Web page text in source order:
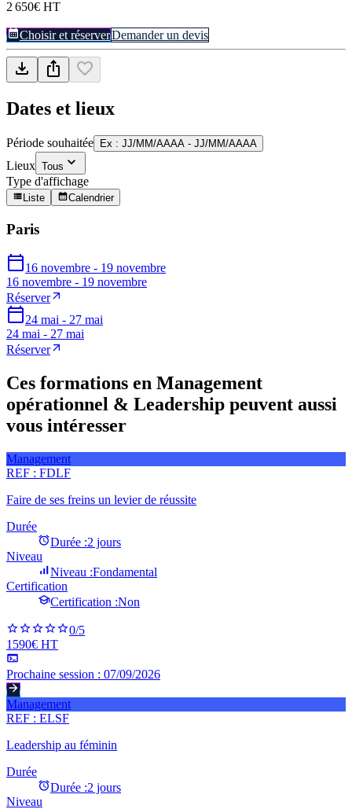
2 650€ HT
Choisir et réserverDemander un devis
Dates et lieux
Période souhaitée Ex : JJ/MM/AAAA - JJ/MM/AAAA
Lieux Tous
Type d'affichage
Liste Calendrier
Paris
16 novembre - 19 novembre
16 novembre - 19 novembre
Réserver
24 mai - 27 mai
24 mai - 27 mai
Réserver
Ces formations en Management
opérationnel & Leadership peuvent aussi
vous intéresser
Management
REF : FDLF
Faire de ses freins un levier de réussite
Durée
Durée :2 jours
Niveau
Niveau :Fondamental
Certification
Certification :Non
0/5
1590€ HT
Prochaine session : 07/09/2026
Management
REF : ELSF
Leadership au féminin
Durée
Durée :2 jours
Niveau